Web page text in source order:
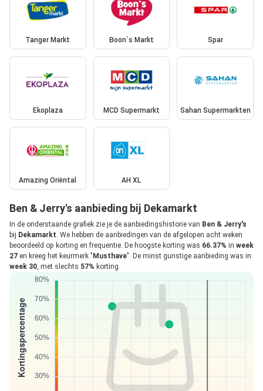
Tanger Markt Boon`s Markt Spar
Ekoplaza MCD Supermarkt Sahan Supermarkten
Amazing Oriëntal AH XL
Ben & Jerry's aanbieding bij Dekamarkt
In de onderstaande grafiek zie je de aanbiedingshistorie van Ben & Jerry's
bij Dekamarkt. We hebben de aanbiedingen van de afgelopen acht weken
beoordeeld op korting en frequentie. De hoogste korting was 66.37% in week
27 en kreeg het keurmerk " Musthave". De minst gunstige aanbieding was in
week 30, met slechts 57% korting.